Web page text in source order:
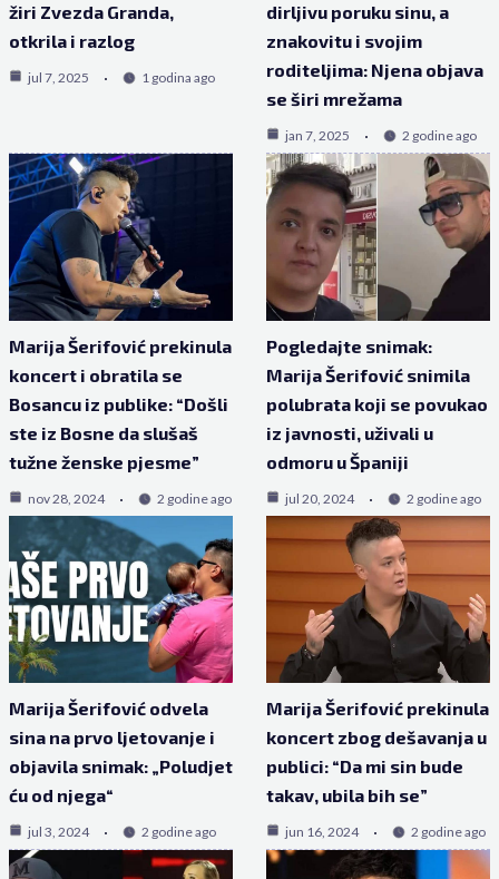
žiri Zvezda Granda,
otkrila i razlog
jul 7, 2025 1 godina ago
dirljivu poruku sinu, a
znakovitu i svojim
roditeljima: Njena objava
se širi mrežama
jan 7, 2025 2 godine ago
Marija Šerifović prekinula
koncert i obratila se
Bosancu iz publike: “Došli
ste iz Bosne da slušaš
tužne ženske pjesme”
nov 28, 2024 2 godine ago
Pogledajte snimak:
Marija Šerifović snimila
polubrata koji se povukao
iz javnosti, uživali u
odmoru u Španiji
jul 20, 2024 2 godine ago
Marija Šerifović odvela
sina na prvo ljetovanje i
objavila snimak: „Poludjet
ću od njega“
jul 3, 2024 2 godine ago
Marija Šerifović prekinula
koncert zbog dešavanja u
publici: “Da mi sin bude
takav, ubila bih se”
jun 16, 2024 2 godine ago